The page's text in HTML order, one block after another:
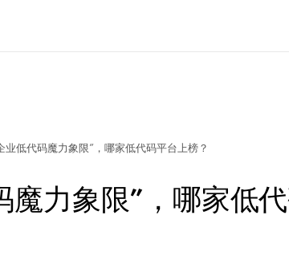
低代码魔力象限”，哪家低代码平台上榜？
力象限”，哪家低